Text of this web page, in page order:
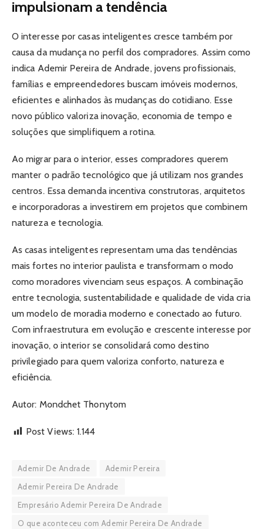
impulsionam a tendência
O interesse por casas inteligentes cresce também por
causa da mudança no perfil dos compradores. Assim como
indica Ademir Pereira de Andrade, jovens profissionais,
famílias e empreendedores buscam imóveis modernos,
eficientes e alinhados às mudanças do cotidiano. Esse
novo público valoriza inovação, economia de tempo e
soluções que simplifiquem a rotina.
Ao migrar para o interior, esses compradores querem
manter o padrão tecnológico que já utilizam nos grandes
centros. Essa demanda incentiva construtoras, arquitetos
e incorporadoras a investirem em projetos que combinem
natureza e tecnologia.
As casas inteligentes representam uma das tendências
mais fortes no interior paulista e transformam o modo
como moradores vivenciam seus espaços. A combinação
entre tecnologia, sustentabilidade e qualidade de vida cria
um modelo de moradia moderno e conectado ao futuro.
Com infraestrutura em evolução e crescente interesse por
inovação, o interior se consolidará como destino
privilegiado para quem valoriza conforto, natureza e
eficiência.
Autor: Mondchet Thonytom
Post Views: 1.144
Ademir De Andrade
Ademir Pereira
Ademir Pereira De Andrade
Empresário Ademir Pereira De Andrade
O que aconteceu com Ademir Pereira De Andrade